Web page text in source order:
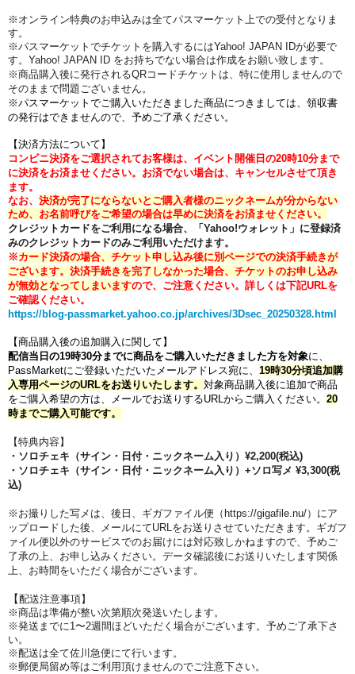
※オンライン特典のお申込みは全てパスマーケット 上での受付となりま
す。
※パスマーケット でチケットを購入するにはYahoo! JAPAN IDが必要で
す。Yahoo! JAPAN ID をお持ちでない場合は作成をお願い致します。
※商品購入後に発行されるQRコードチケットは、特に使用しませんので
そのままで問題ございません。
※パスマーケットでご購入いただきました商品につきましては、領収書
の発行はできませんので、予めご了承ください。
【決済方法について】
コンビニ決済をご選択されてお客様は、イベント開催日の20時10分まで
に決済をお済ませください。 お済でない場合は、キャンセルさせて頂き
ます。
なお、 決済が完了にならないとご購入者様のニックネームが分からない
ため、お名前呼びをご希望の場合は早めに決済をお済ませください。
クレジットカードをご利用になる場合、「Yahoo!ウォレット」に登録済
みのクレジットカードのみご利用いただけます。
※カード決済の場合、チケット申し込み後に別ページでの決済手続きが
ございます。 決済手続きを完了しなかった場合、チケットのお申し込み
が無効となってしまいますので、ご注意ください。 詳しくは下記URLを
ご確認ください。
https://blog-passmarket.yahoo.co.jp/archives/3Dsec_20250328.html
【商品購入後の追加購入に関して】
配信当日の19時30分までに商品をご購入いただきました方を対象に、
PassMarketにご登録いただいたメールアドレス宛に、 19時30分頃追加購
入専用ページのURLをお送りいたします。 対象商品購入後に追加で商品
をご購入希望の方は、メールでお送りするURLからご購入ください。 20
時までご購入可能です。
【特典内容】
・ソロチェキ（サイン・日付・ニックネーム入り） ¥2,200(税込)
・ソロチェキ（サイン・日付・ニックネーム入り） +ソロ写メ ¥3,300(税
込)
※お撮りした写メは、後日、ギガファイル便（https://gigafile.nu/）にア
ップロードした後、メールにてURLをお送りさせていただきます。ギガフ
ァイル便以外のサービスでのお届けには対応致しかねますので、予めご
了承の上、お申し込みください。データ確認後にお送りいたします関係
上、お時間をいただく場合がございます。
【配送注意事項】
※商品は準備が整い次第順次発送いたします。
※発送までに1〜2週間ほどいただく場合がございます。予めご了承下さ
い。
※配送は全て佐川急便にて行います。
※郵便局留め等はご利用頂けませんのでご注意下さい。